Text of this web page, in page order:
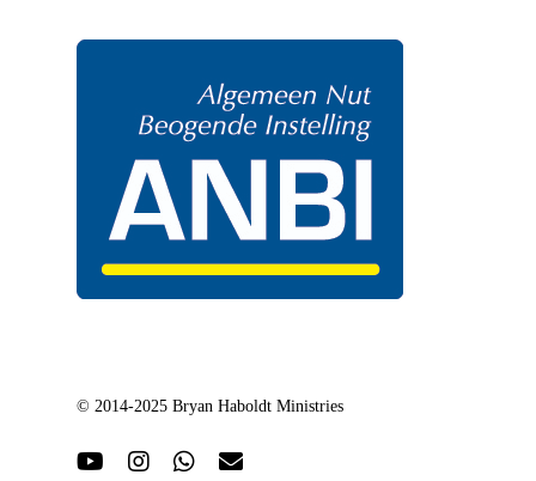
© 2014-2025 Bryan Haboldt Ministries